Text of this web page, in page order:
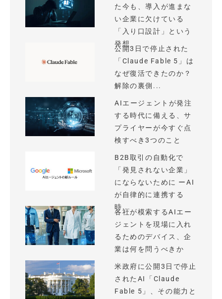
た今も、導入が進まな
い企業に欠けている
「入り口設計」という
発想
公開3日で停止された
「Claude Fable 5」は
なぜ復活できたのか？
解除の裏側...
AIエージェントが発注
する時代に備える、サ
プライヤーが今すぐ点
検すべき3つのこと
B2B取引の自動化で
「発見されない企業」
にならないために ーAI
が自律的に連携する
時...
各社が模索するAIエー
ジェントを現場に入れ
るためのデバイス、企
業は何を問うべきか
米政府に公開3日で停止
されたAI「Claude
Fable 5」、その能力と